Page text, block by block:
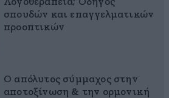
σπουδών και επαγγελματικών
προοπτικών
Ο απόλυτος σύμμαχος στην
αποτοξίνωση & την ορμονική